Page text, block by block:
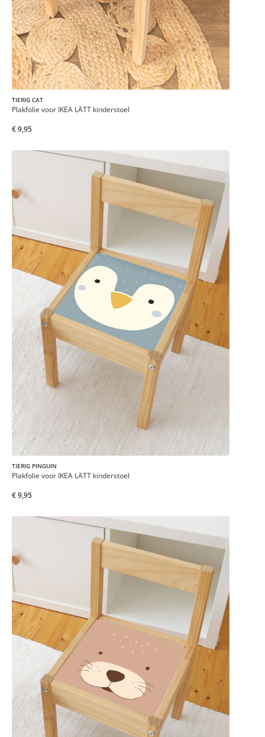
TIERIG CAT
Plakfolie voor IKEA LÄTT kinderstoel
€ 9,95
TIERIG PINGUIN
Plakfolie voor IKEA LÄTT kinderstoel
€ 9,95